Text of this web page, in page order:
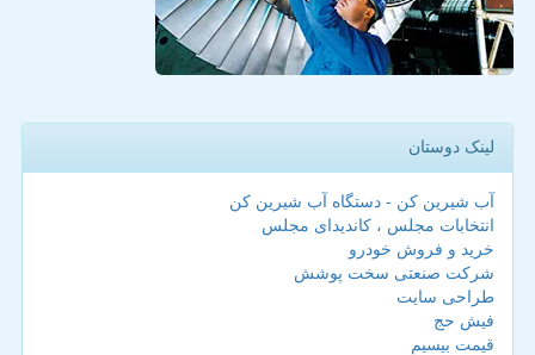
لینک دوستان
آب شیرین کن - دستگاه آب شیرین کن
انتخابات مجلس ، کاندیدای مجلس
خرید و فروش خودرو
شرکت صنعتی سخت پوشش
طراحی سایت
فیش حج
قیمت بیسیم